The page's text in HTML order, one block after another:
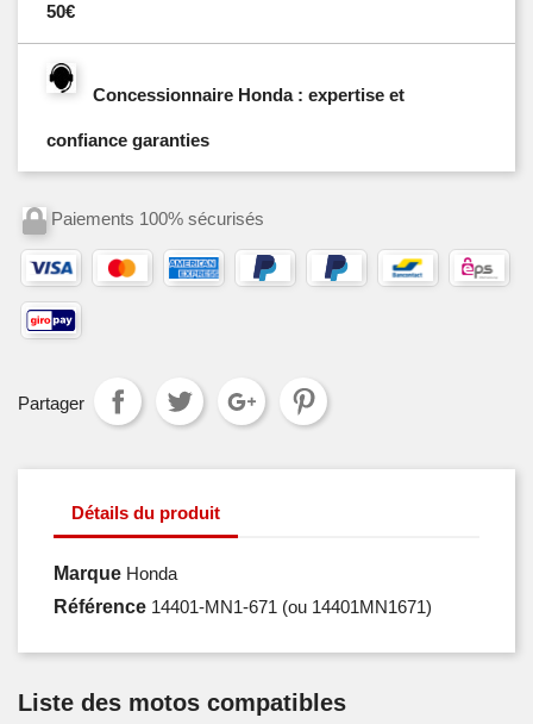
50€
Concessionnaire Honda : expertise et
confiance garanties
Paiements 100% sécurisés
Partager
Détails du produit
Marque Honda
Référence 14401-MN1-671 (ou 14401MN1671)
Liste des motos compatibles